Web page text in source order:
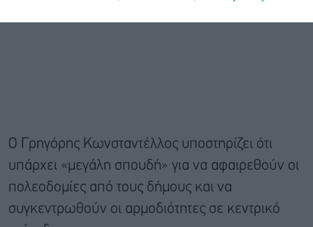
Ο Γρηγόρης Κωνσταντέλλος υποστηρίζει ότι
υπάρχει «μεγάλη σπουδή» για να αφαιρεθούν οι
πολεοδομίες από τους δήμους και να
συγκεντρωθούν οι αρμοδιότητες σε κεντρικό